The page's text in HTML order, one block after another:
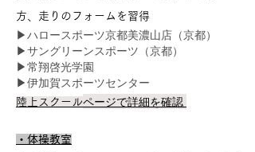
方、走りのフォームを習得
▶ハロースポーツ京都美濃山店（京都）
▶サングリーンスポーツ（京都）
▶常翔啓光学園
▶伊加賀スポーツセンター
陸上スクールページで詳細を確認
・体操教室